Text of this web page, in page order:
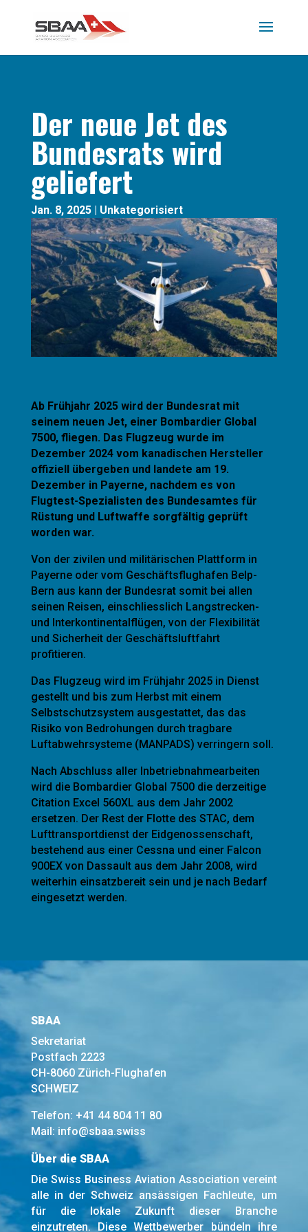
Der neue Jet des
Bundesrats wird
geliefert
Jan. 8, 2025| Unkategorisiert
Ab Frühjahr 2025 wird der Bundesrat mit
seinem neuen Jet, einer Bombardier Global
7500, fliegen. Das Flugzeug wurde im
Dezember 2024 vom kanadischen Hersteller
offiziell übergeben und landete am 19.
Dezember in Payerne, nachdem es von
Flugtest-Spezialisten des Bundesamtes für
Rüstung und Luftwaffe sorgfältig geprüft
worden war.
Von der zivilen und militärischen Plattform in
Payerne oder vom Geschäftsflughafen Belp-
Bern aus kann der Bundesrat somit bei allen
seinen Reisen, einschliesslich Langstrecken-
und Interkontinentalflügen, von der Flexibilität
und Sicherheit der Geschäftsluftfahrt
profitieren.
Das Flugzeug wird im Frühjahr 2025 in Dienst
gestellt und bis zum Herbst mit einem
Selbstschutzsystem ausgestattet, das das
Risiko von Bedrohungen durch tragbare
Luftabwehrsysteme (MANPADS) verringern soll.
Nach Abschluss aller Inbetriebnahmearbeiten
wird die Bombardier Global 7500 die derzeitige
Citation Excel 560XL aus dem Jahr 2002
ersetzen. Der Rest der Flotte des STAC, dem
Lufttransportdienst der Eidgenossenschaft,
bestehend aus einer Cessna und einer Falcon
900EX von Dassault aus dem Jahr 2008, wird
weiterhin einsatzbereit sein und je nach Bedarf
eingesetzt werden.
SBAA
Sekretariat
Postfach 2223
CH-8060 Zürich-Flughafen
SCHWEIZ
Telefon: +41 44 804 11 80
Mail: info@sbaa.swiss
Über die SBAA
Die Swiss Business Aviation Association vereint
alle in der Schweiz ansässigen Fachleute, um
für die lokale Zukunft dieser Branche
einzutreten. Diese Wettbewerber bündeln ihre